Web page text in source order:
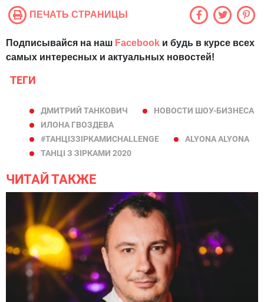
ПЕЧАТЬ СТРАНИЦЫ
Подписывайся на наш Facebook и будь в курсе всех
самых интересных и актуальных новостей!
ТЕГИ
ДМИТРИЙ ТАНКОВИЧ
НОВОСТИ ШОУ-БИЗНЕСА
ИЛОНА ГВОЗДЕВА
#ТАНЦІЗЗІРКАМИCHALLENGE
ALYONA ALYONA
ТАНЦІ З ЗІРКАМИ 2020
ЧИТАЙ ТАКЖЕ